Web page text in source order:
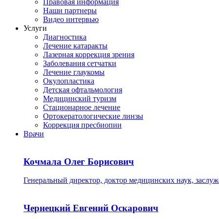
Правовая информация
Наши партнеры
Видео интервью
Услуги
Диагностика
Лечение катаракты
Лазерная коррекция зрения
Заболевания сетчатки
Лечение глаукомы
Окулопластика
Детская офтальмология
Медицинский туризм
Стационарное лечение
Ортокератологические линзы
Коррекция пресбиопии
Врачи
Кочмала Олег Борисович
Генеральный директор, доктор медицинских наук,
Чернецкий Евгений Оскарович